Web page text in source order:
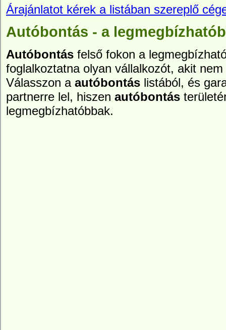
Árajánlatot kérek a listában szereplő
Autóbontás - a
Autóbontás felső fokon a
foglalkoztatna olyan vállalkozót, akit
Válasszon a autóbontás listából, és
partnerre lel, hiszen autóbontás
legmegbízhatóbbak.